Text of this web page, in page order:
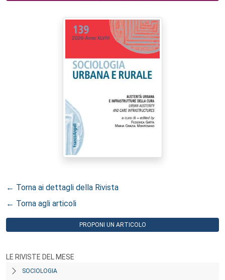
← Torna ai dettagli della Rivista
← Torna agli articoli
PROPONI UN ARTICOLO
LE RIVISTE DEL MESE
SOCIOLOGIA